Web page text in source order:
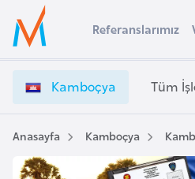
Ülke Seçimi
Başvuru yapmak istediğiniz ülkeyi seçin
Üye
Girişi
a
b
o
ç
Referanslarımız
Kamboçya Tüm
Anasayfa Kamboçya
s
t
r
a